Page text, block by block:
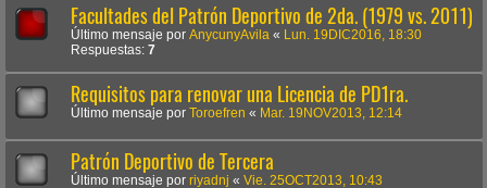
Facultades del Patrón Deportivo de 2da. (1979 vs. 2011)
Último mensaje por AnycunyAvila «
Lun. 19DIC2016, 18:30
Respuestas: 7
Requisitos para renovar una Licencia de PD1ra.
Último mensaje por Toroefren « Mar. 19NOV2013, 12:14
Patrón Deportivo de Tercera
Último mensaje por riyadnj « Vie. 25OCT2013, 10:43